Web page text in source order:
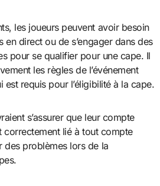
les joueurs peuvent avoir besoin
en direct ou de s’engager dans des
pour se qualifier pour une cape. Il
les règles de l’événement
requis pour l’éligibilité à la cape.
s’assurer que leur compte
correctement lié à tout compte
des problèmes lors de la